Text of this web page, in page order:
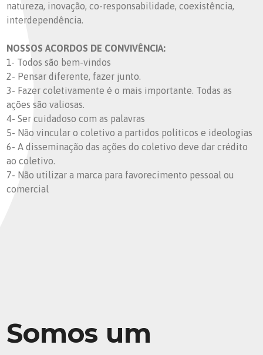
natureza, inovação, co-responsabilidade, coexistência,
interdependência.
NOSSOS ACORDOS DE CONVIVÊNCIA:
1- Todos são bem-vindos
2- Pensar diferente, fazer junto.
3- Fazer coletivamente é o mais importante. Todas as
ações são valiosas.
4- Ser cuidadoso com as palavras
5- Não vincular o coletivo a partidos políticos e ideologias
6- A disseminação das ações do coletivo deve dar crédito
ao coletivo.
7- Não utilizar a marca para favorecimento pessoal ou
comercial
Somos um